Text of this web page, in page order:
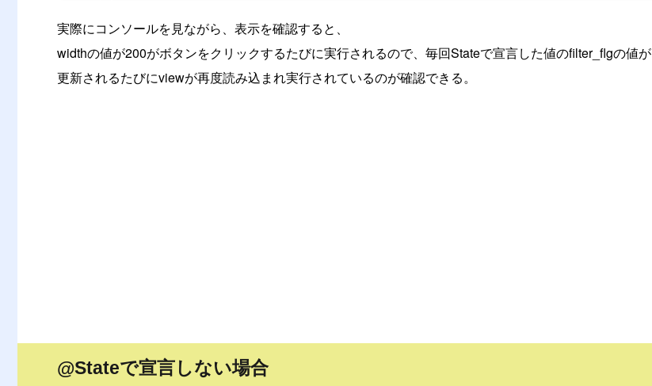
実際にコンソールを見ながら、表示を確認すると、
widthの値が200がボタンをクリックするたびに実行されるので、毎回Stateで宣言した値のfilter_flgの値が
更新されるたびにviewが再度読み込まれ実行されているのが確認できる。
@Stateで宣言しない場合